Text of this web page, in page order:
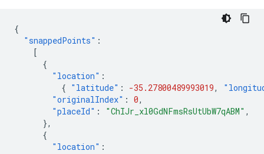
{
"snappedPoints" :
[
{
"location" :
{ "latitude" : -35.27800489993019,
"originalIndex" : 0,
"placeId" : "ChIJr_xl0GdNFmsRsUtUbW7qABM" ,
},
{
"location" :